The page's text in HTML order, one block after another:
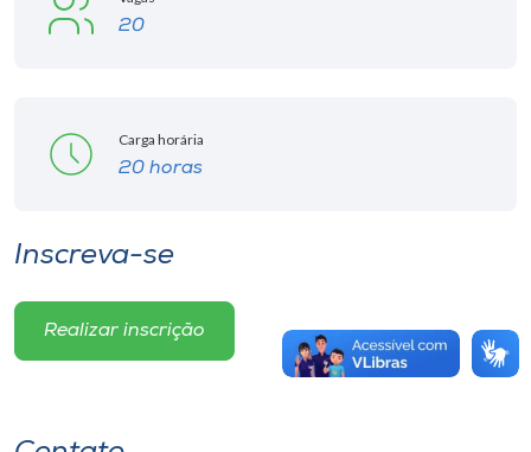
20
Carga horária
20 horas
Inscreva-se
Realizar inscrição